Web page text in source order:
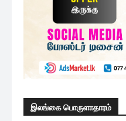
இலங்கை பொருளாதாரம்